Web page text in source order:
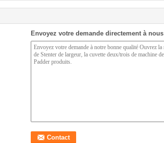
Envoyez votre demande directement à nous